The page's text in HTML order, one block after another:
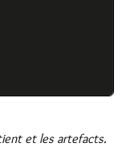
et les artefacts.